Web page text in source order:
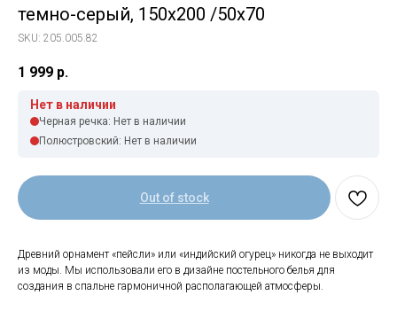
темно-серый, 150x200 /50x70
SKU: 205.005.82
1 999 р.
Нет в наличии
Черная речка: Нет в наличии
Полюстровский: Нет в наличии
Out of stock
Древний орнамент «пейсли» или «индийский огурец» никогда не выходит
из моды. Мы использовали его в дизайне постельного белья для
создания в спальне гармоничной располагающей атмосферы.